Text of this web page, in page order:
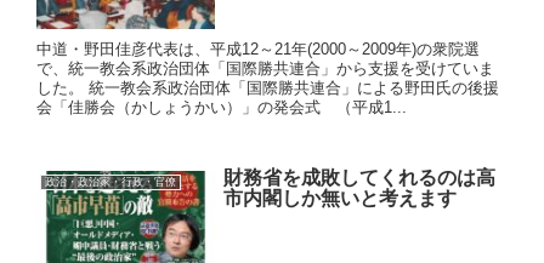
中道・野田佳彦代表は、平成12～21年(2000～2009年)の衆院選
で、統一教会系政治団体「国際勝共連合」から支援を受けていま
した。 統一教会系政治団体「国際勝共連合」による野田氏の後援
会「佳勝会（かしょうかい）」の発会式 （平成1...
政治・政治家・行政・官僚
財務省を成敗してくれるのは高
市内閣しか無いと考えます